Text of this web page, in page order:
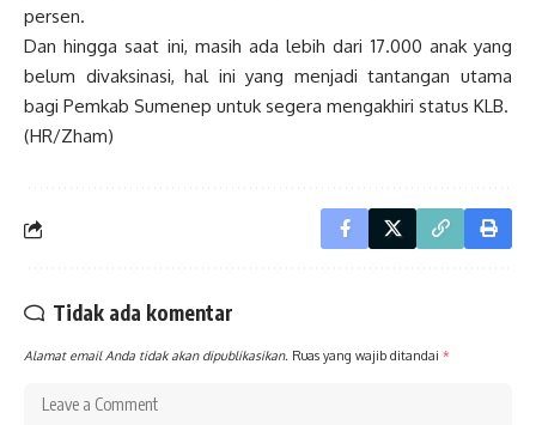
persen.
Dan hingga saat ini, masih ada lebih dari 17.000 anak yang
belum divaksinasi, hal ini yang menjadi tantangan utama
bagi Pemkab Sumenep untuk segera mengakhiri status KLB.
(HR/Zham)
Tidak ada komentar
Alamat email Anda tidak akan dipublikasikan. Ruas yang wajib ditandai *